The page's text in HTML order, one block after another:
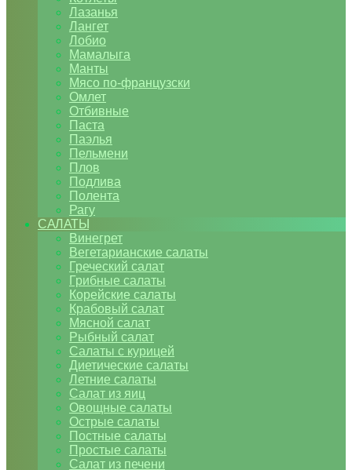
Лазанья
Лангет
Лобио
Мамалыга
Манты
Мясо по-французски
Омлет
Отбивные
Паста
Паэлья
Пельмени
Плов
Подлива
Полента
Рагу
САЛАТЫ
Винегрет
Вегетарианские салаты
Греческий салат
Грибные салаты
Корейские салаты
Крабовый салат
Мясной салат
Рыбный салат
Салаты с курицей
Диетические салаты
Летние салаты
Салат из яиц
Овощные салаты
Острые салаты
Постные салаты
Простые салаты
Салат из печени